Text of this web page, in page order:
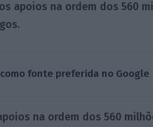
apoios na ordem dos 560
como fonte preferida no Google
na ordem dos 560